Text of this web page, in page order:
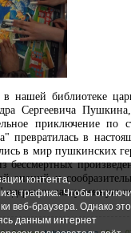
в нашей библиотеке
Сергеевича
приключение
превратилась в
в мир пушкинских
бессмертных
знаний и
одержала заслуженную
контента,
трафика. Чтобы
веб-браузера. Однако это
данным интернет